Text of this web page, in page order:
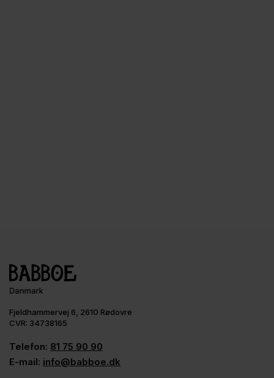
Fjeldhammervej 6, 2610 Rødovre
CVR: 34738165
Telefon: 81 75 90 90
E-mail: info@babboe.dk